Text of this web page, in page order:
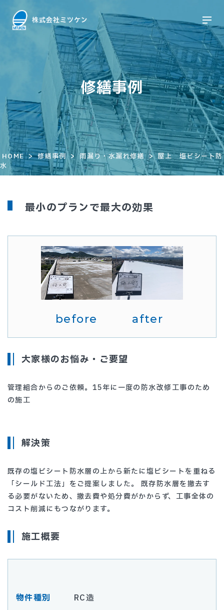
修繕事例
HOME > 修繕事例 > 雨漏り・水漏れ修繕 > 屋上 塩ビシート防
水
最小のプランで最大の効果
before after
大家様のお悩み・ご要望
管理組合からのご依頼。15年に一度の防水改修工事のため
の施工
解決策
既存の塩ビシート防水層の上から新たに塩ビシートを重ねる
「シールド工法」をご提案しました。 既存防水層を撤去す
る必要がないため、撤去費や処分費がかからず、工事全体の
コスト削減にもつながります。
施工概要
物件種別 RC造